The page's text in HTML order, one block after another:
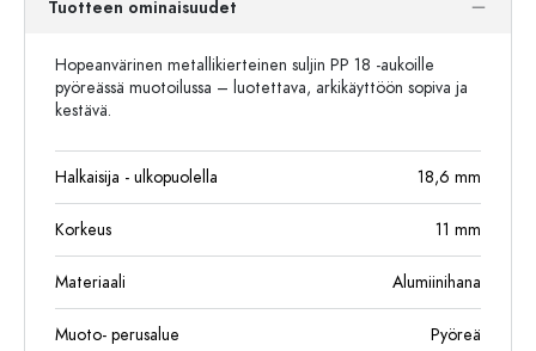
Tuotteen ominaisuudet
Hopeanvärinen metallikierteinen suljin PP 18 -aukoille
pyöreässä muotoilussa – luotettava, arkikäyttöön sopiva ja
kestävä.
Halkaisija - ulkopuolella 18,6 mm
Korkeus 11 mm
Materiaali Alumiinihana
Muoto- perusalue Pyöreä